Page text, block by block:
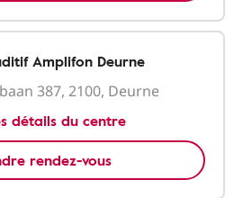
Amplifon Deurne
387, 2100, Deurne
détails du centre
rendez-vous